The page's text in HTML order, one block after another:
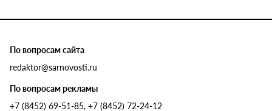
По вопросам сайта
redaktor@sarnovosti.ru
По вопросам рекламы
+7 (8452) 69-51-85, +7 (8452) 72-24-12